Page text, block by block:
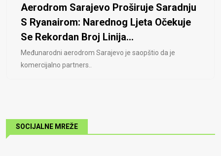
Aerodrom Sarajevo Proširuje Saradnju
S Ryanairom: Narednog Ljeta Očekuje
Se Rekordan Broj Linija...
Međunarodni aerodrom Sarajevo je saopštio da je
komercijalno partners..
SOCIJALNE MREŽE